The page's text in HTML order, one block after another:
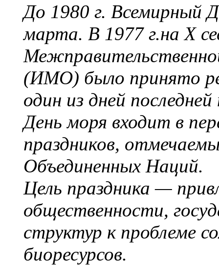
До 1980 г. Всемирный
марта. В 1977 г.на Х
(ИМО) было принято
один из дней
День моря входит в
праздников,
Объединенных Наций.
Цель праздника —
общественности,
структур к проблеме
биоресурсов.